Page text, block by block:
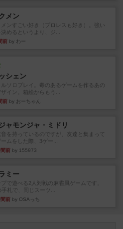
メン
メンすごい好き（プロレスも好き）。強い
めるというより、ジ...
前 by わー
シェン
ルソロプレイ。毒のあるゲームを作るあの
ザイン。箱絵からもう...
前 by おーちゃん
ャモンジャ・ミドリ
音を持っているのですが、友達と集まって
ームをした際、3ゲー...
前 by 155973
ミー
プで遊べる2人対戦の麻雀風ゲームです。
手札で、同じスーツ...
前 by OSAっち